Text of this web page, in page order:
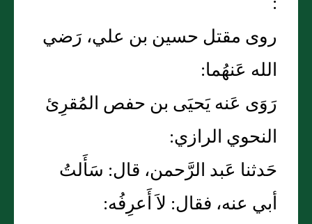
روى مقتل حسين بن علي، رَضي
الله عَنهُما:
رَوَى عَنه يَحيَى بن حفص المُقرِئ
النحوي الرازي:
حَدثنا عَبد الرَّحمن، قال: سَأَلتُ
أبي عنه، فقال: لاَ أَعرِفُه: